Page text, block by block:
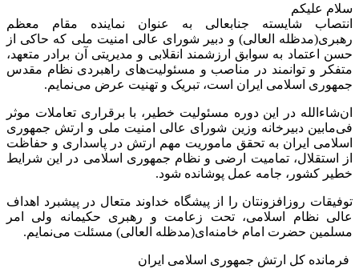
سلام علیکم
انتصاب شایسته جنابعالی به عنوان نماینده مقام معظم
رهبری(مدظله العالی) و دبیر شورای عالی امنیت ملی که حاکی از
حسن اعتماد به سوابق ارزشمند انقلابی و مدیریتی آن برادر متعهد،
متفکر و توانمند در مناصب و مسئولیت‌های راهبردی نظام مقدس
جمهوری اسلامی ایران است، تبریک و تهنیت عرض می‌نمایم.
ان‌شاءالله در این دوره مسئولیت خطیر، با برقراری تعاملات موثر
فی‌مابین دبیرخانه وزین شورای عالی امنیت ملی و ارتش جمهوری
اسلامی ایران به تحقق ماموریت مهم ارتش در پاسداری و حفاظت
از استقلال، تمامیت ارضی و نظام جمهوری اسلامی در این شرایط
خطیر کشور، جامه عمل پوشانده شود.
توفیقات روزافزونتان را از پیشگاه خداوند متعال در پیشبرد اهداف
عالی نظام اسلامی، تحت زعامت و رهبری حکیمانه ولی امر
مسلمین حضرت امام خامنه‌ای(مدظله العالی) مسئلت می‌نمایم.
فرمانده کل ارتش جمهوری اسلامی ایران